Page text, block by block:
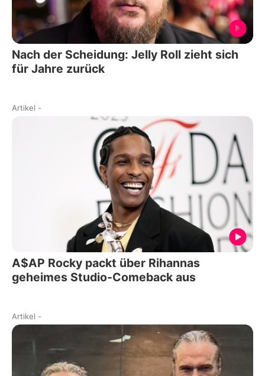
Nach der Scheidung: Jelly Roll zieht sich
für Jahre zurück
Artikel -
A$AP Rocky packt über Rihannas
geheimes Studio-Comeback aus
Artikel -